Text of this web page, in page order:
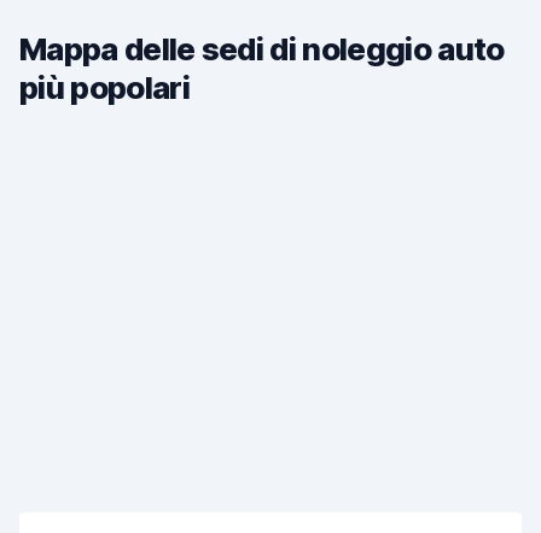
Mappa delle sedi di noleggio auto
più popolari